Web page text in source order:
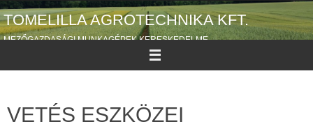
TOMELILLA AGROTECHNIKA KFT.
MEZŐGAZDASÁGI MUNKAGÉPEK KERESKEDELME
VETÉS ESZKÖZEI